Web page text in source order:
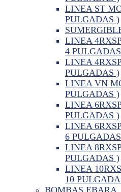
LINEA ST
PULGADAS )
LINEA
4
LINEA
PULGADAS )
LINEA VN
PULGADAS )
LINEA
PULGADAS )
LINEA
6
LINEA
PULGADAS )
LINEA
10
BOMBAS EBARA